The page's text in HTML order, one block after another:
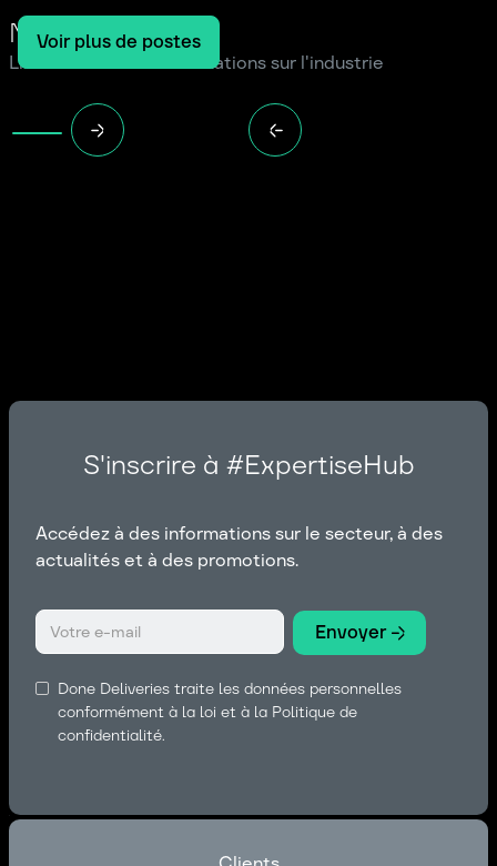
Notre blog
Lire les dernières informations sur l'industrie
Voir plus de postes
S'inscrire à #ExpertiseHub
Accédez à des informations sur le secteur, à des
actualités et à des promotions.
Done Deliveries traite les données personnelles
conformément à la loi et à la Politique de
confidentialité.